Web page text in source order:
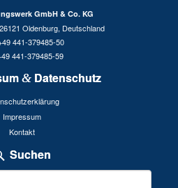
GmbH & Co. KG
Oldenburg, Deutschland
441-379485-50
441-379485-59
& Datenschutz
Impressum
Kontakt
Suchen